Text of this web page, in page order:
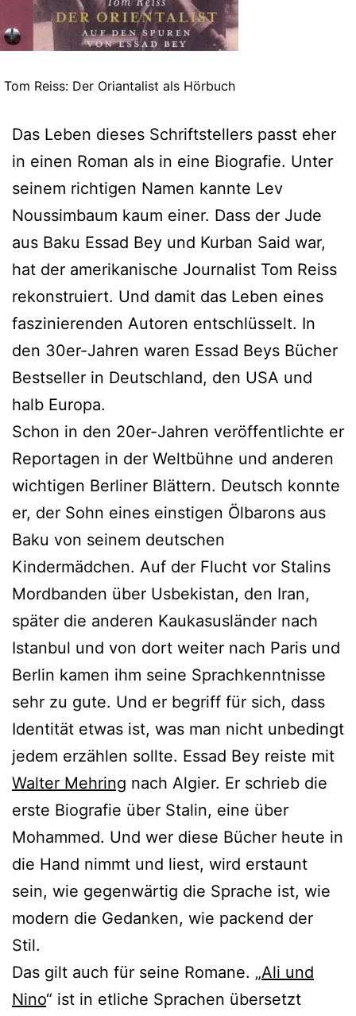
Tom Reiss: Der Oriantalist als Hörbuch
Das Leben dieses Schriftstellers passt eher
in einen Roman als in eine Biografie. Unter
seinem richtigen Namen kannte Lev
Noussimbaum kaum einer. Dass der Jude
aus Baku Essad Bey und Kurban Said war,
hat der amerikanische Journalist Tom Reiss
rekonstruiert. Und damit das Leben eines
faszinierenden Autoren entschlüsselt. In
den 30er-Jahren waren Essad Beys Bücher
Bestseller in Deutschland, den USA und
halb Europa.
Schon in den 20er-Jahren veröffentlichte er
Reportagen in der Weltbühne und anderen
wichtigen Berliner Blättern. Deutsch konnte
er, der Sohn eines einstigen Ölbarons aus
Baku von seinem deutschen
Kindermädchen. Auf der Flucht vor Stalins
Mordbanden über Usbekistan, den Iran,
später die anderen Kaukasusländer nach
Istanbul und von dort weiter nach Paris und
Berlin kamen ihm seine Sprachkenntnisse
sehr zu gute. Und er begriff für sich, dass
Identität etwas ist, was man nicht unbedingt
jedem erzählen sollte. Essad Bey reiste mit
Walter Mehring nach Algier. Er schrieb die
erste Biografie über Stalin, eine über
Mohammed. Und wer diese Bücher heute in
die Hand nimmt und liest, wird erstaunt
sein, wie gegenwärtig die Sprache ist, wie
modern die Gedanken, wie packend der
Stil.
Das gilt auch für seine Romane. „Ali und
Nino“ ist in etliche Sprachen übersetzt